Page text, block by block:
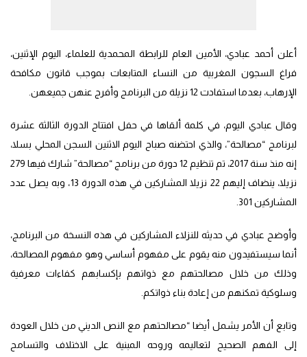
أعلن أحمد عبادي، الأمين العام للرابطة المحمدية للعلماء، اليوم الإثنين،
فراغ السجون المغربية من النساء المتابعات بموجب قانون مكافحة
الإرهاب، بعدما استفادت 12 نزيلة من البرنامج وأفرج عنهن جميعهن.
وقال عبادي اليوم، في كلمة ألقاها في حفل افتتاح الدورة الثالثة عشرة
لبرنامج “مصالحة”، والذي احتضنه صباح اليوم الاثنين السجن المحلي بسلا،
إنه منذ سنة 2017، تم تنظيم 12 دورة من برنامج “مصالحة” شارك فيها 279
نزيلا، ينضاف إليهم 22 نزيلا المشاركين في هذه الدورة 13، وبه يصل عدد
المشاركين 301.
وأوضح عبادي في حديثه للنزلاء المشاركين في هذه النسخة من البرنامج،
أنما سيستفيدون منه يقوم على مفهوم أساسي وهو مفهوم المصالحة،
وذلك من خلال مصالحتهم مع ذواتهم بإكسابهم كفاءات معرفية
وسلوكية تمكنهم من إعادة بناء ذواتكم.
وتابع أن الأمر يشمل أيضا “مصالحتهم مع النص الديني من خلال العودة
إلى الفهم الصحيح لتعاليمه وروحه المبنية على الاختلاف والتسامح